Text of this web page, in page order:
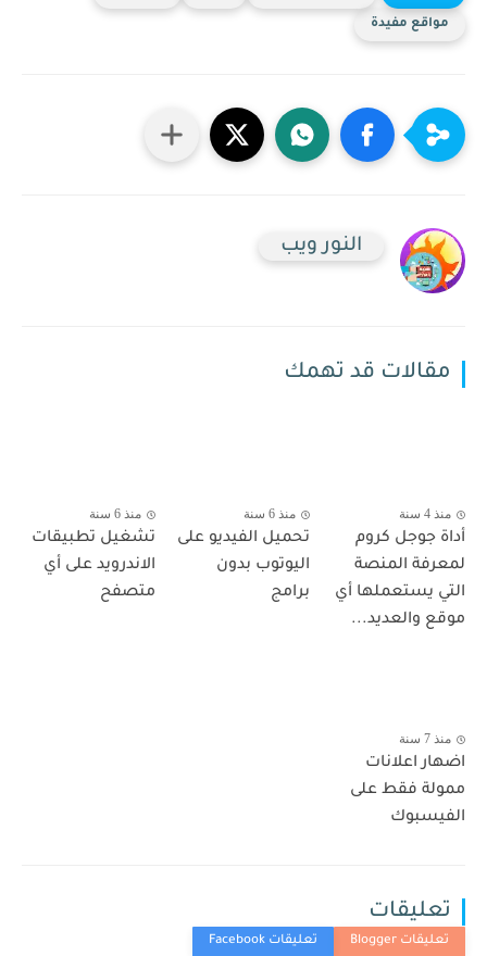
مواقع مفيدة
النور ويب
مقالات قد تهمك
منذ 4 سنة
أداة جوجل كروم
لمعرفة المنصة
التي يستعملها أي
موقع والعديد...
منذ 6 سنة
تحميل الفيديو على
اليوتوب بدون
برامج
منذ 6 سنة
تشغيل تطبيقات
الاندرويد على أي
متصفح
منذ 7 سنة
اضهار اعلانات
ممولة فقط على
الفيسبوك
تعليقات